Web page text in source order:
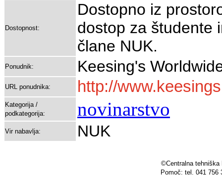
Dostopnost:
Dostopno iz
dostop za študente
člane NUK.
Ponudnik: Keesing's
URL ponudnika: http://
Kategorija /
podkategorija:
novinarstvo
Vir nabavlja: NUK
©Centralna tehniška
Pomoč: tel. 041 756